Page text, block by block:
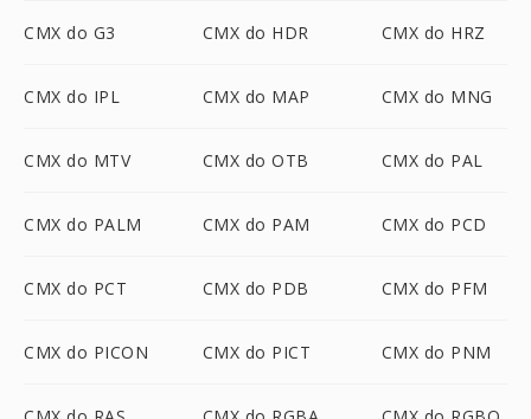
CMX do G3 CMX do HDR CMX do HRZ
CMX do IPL CMX do MAP CMX do MNG
CMX do MTV CMX do OTB CMX do PAL
CMX do PALM CMX do PAM CMX do PCD
CMX do PCT CMX do PDB CMX do PFM
CMX do PICON CMX do PICT CMX do PNM